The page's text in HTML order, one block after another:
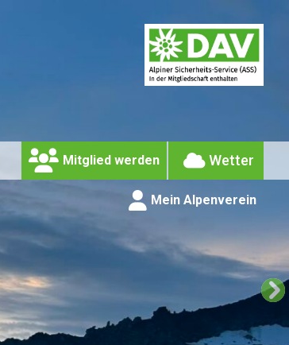
Wetter
Mitglied werden
Mein Alpenverein